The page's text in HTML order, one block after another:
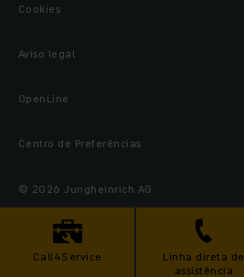
Call4Service
Linha direta de
assistência
Cookies
Aviso legal
OpenLine
Centro de Preferências
© 2026 Jungheinrich AG